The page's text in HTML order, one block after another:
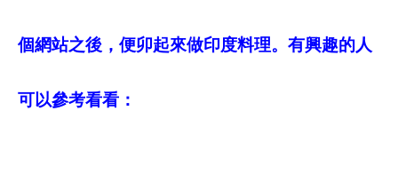
個網站之後，便卯起來做印度料理。有興趣的人
可以參考看看：